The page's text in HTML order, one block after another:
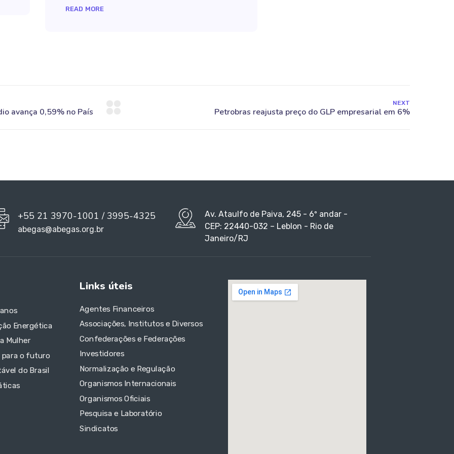
READ MORE
NEXT
+55 21 3970-1001 / 3995-4325
abegas@abegas.org.br
Av. Ataulfo de Paiva, 245 - 6º andar -
CEP: 22440-032 – Leblon - Rio de
Janeiro/RJ
Energética
Mulher
para o futuro
do Brasil
Links úteis
Agentes Financeiros
Associações, Institutos e Diversos
Confederações e Federações
Investidores
Normalização e Regulação
Organismos Internacionais
Organismos Oficiais
Pesquisa e Laboratório
Sindicatos